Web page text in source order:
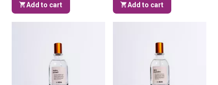
Add to cart Add to cart